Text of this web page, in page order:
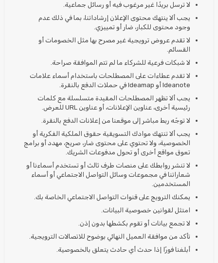
لا ترسل بريدًا غير مرغوب فيه أو رسائل جماعية.
يجب ألا ينتهك محتوى الإعلان إرشاداتنا، بما في ذلك عدم
وجود محتوى للكبار، ضار أو تمييزي.
لا تقدم عروض ترويجية غير مصرح بها مثل الخصومات أو
القسائم.
لا شبكات فرعية للشركاء ما لم تتم الموافقة صراحة.
لا تقدم عطاءات على المصطلحات باستخدام أسماء علامات
Ideanote أو Ideamap في حملات الدفع بالنقرة.
يجب ألا تظهر المصطلحات المقيدة متسلسلة مع كلمات
رئيسية أخرى، عناوين الإعلانات، أو عناوين URL للعرض.
لا توجّه ربط مباشر إلى موقعنا من إعلانات الدفع بالنقرة.
يجب ألا تنتهك موادك التسويقية حقوق الملكية الفكرية أو
الخصوصية، ولا تحتوي على محتوى ضار، صريح، مهدد أو برامج
تعوق مواقع أخرى أو تحول مدفوعات الشريك.
لا تنشر روابطك على منصات طرف ثالث أو تستخدم أسماءنا أو
شعاراتنا في مجموعات وسائل التواصل الاجتماعي أو أسماء
المستخدمين.
يمكنك الترويج على قنوات التواصل الاجتماعي الخاصة بك.
امتثل لقوانين خصوصية البيانات.
لا تجمع بيانات أو تقوم بكشطها بدون إذن.
تأكد من موافقة العميل النهائي بوضوح للاتصالات الترويجية.
أبلغنا فورًا إذا حدث أي حادث يتعلق بالخصوصية.